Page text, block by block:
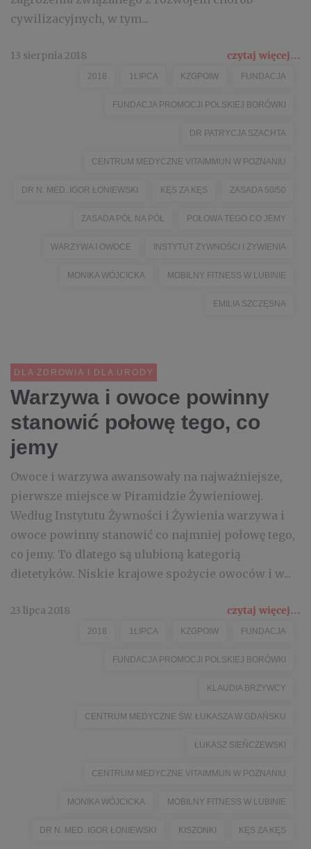
cywilizacyjnych, w tym...
13 sierpnia 2018 czytaj więcej...
2018 1LIPCA KZGPOIW FUNDACJA
FUNDACJA PROMOCJI POLSKIEJ BORÓWKI
DR PATRYCJA SZACHTA
CENTRUM MEDYCZNE VITAIMMUN W POZNANIU
DR N. MED. IGOR ŁONIEWSKI KĘS ZA KĘS ZASADA 50/50
ZASADA PÓŁ NA PÓŁ POŁOWA TEGO CO JEMY
WARZYWA I OWOCE INSTYTUT ŻYWNOŚCI I ŻYWIENIA
MONIKA WÓJCICKA MOBILNY FITNESS W LUBINIE
EMILIA SZCZĘSNA
DLA ZDROWIA I DLA URODY
Warzywa i owoce powinny
stanowić połowę tego, co
jemy
Owoce i warzywa awansowały na najważniejsze,
pierwsze miejsce w Piramidzie Żywieniowej.
Według Instytutu Żywności i Żywienia warzywa i
owoce powinny stanowić co najmniej połowę tego,
co jemy. To dlatego są ulubioną kategorią
dietetyków. Niskie krajowe spożycie owoców i w...
23 lipca 2018 czytaj więcej...
2018 1LIPCA KZGPOIW FUNDACJA
FUNDACJA PROMOCJI POLSKIEJ BORÓWKI
KLAUDIA BRZYWCY
CENTRUM MEDYCZNE ŚW. ŁUKASZA W GDAŃSKU
ŁUKASZ SIEŃCZEWSKI
CENTRUM MEDYCZNE VITAIMMUN W POZNANIU
MONIKA WÓJCICKA MOBILNY FITNESS W LUBINIE
DR N. MED. IGOR ŁONIEWSKI KISZONKI KĘS ZA KĘS